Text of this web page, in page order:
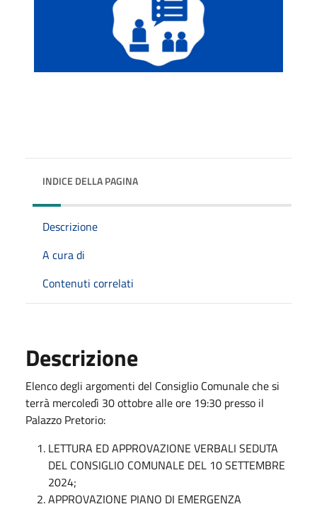
INDICE DELLA PAGINA
Descrizione
A cura di
Contenuti correlati
Descrizione
Elenco degli argomenti del Consiglio Comunale che si
terrà mercoledì 30 ottobre alle ore 19:30 presso il
Palazzo Pretorio:
LETTURA ED APPROVAZIONE VERBALI SEDUTA
DEL CONSIGLIO COMUNALE DEL 10 SETTEMBRE
2024;
APPROVAZIONE PIANO DI EMERGENZA